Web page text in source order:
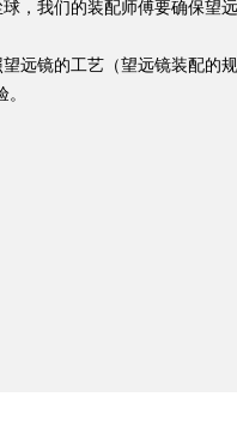
，我们的装配师傅要确保望
远镜的工艺（望远镜装配的